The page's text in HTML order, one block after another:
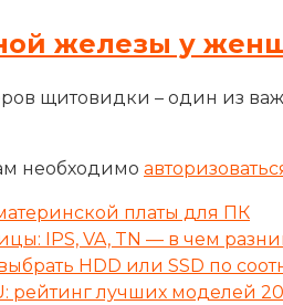
железы у
щитовидки – один из
необходимо
платы для ПК
IPS, VA, TN — в чем
HDD или SSD по
рейтинг лучших моделей